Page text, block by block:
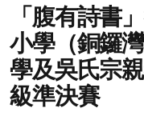
健康
商業
科技
影片
「腹有詩書
小學（銅鑼
學及吳氏宗
級準決賽